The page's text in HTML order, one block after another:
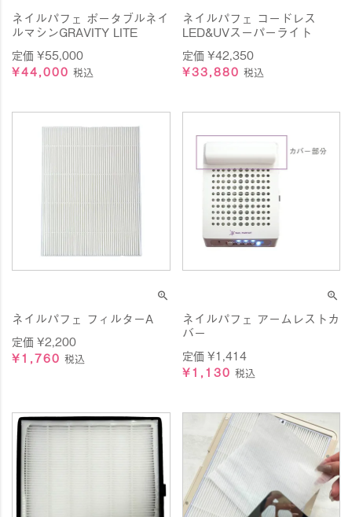
ネイルパフェ ポータブルネイ
ルマシンGRAVITY LITE
定価¥55,000
¥44,000 税込
ネイルパフェ コードレス
LED&UVスーパーライト
定価 ¥42,350
¥33,880 税込
ネイルパフェ フィルターA
定価¥2,200
¥1,760 税込
ネイルパフェ アームレストカ
バー
定価 ¥1,414
¥1,130 税込